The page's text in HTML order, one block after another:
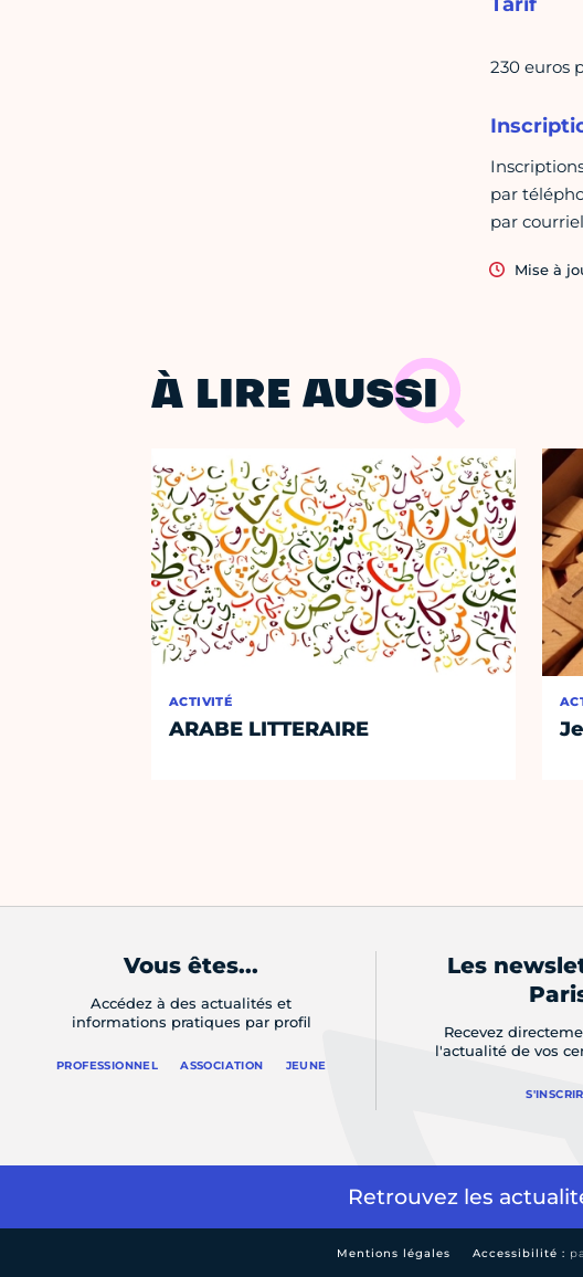
230 euros
par
par
Mise à
À LIRE AUSSI
ACTIVITÉ
ARABE LITTERAIRE
Vous êtes...
Accédez à des actualités et
informations pratiques par profil
PROFESSIONNEL ASSOCIATION JEUNE
Les
Recevez
l'actualité de vos
Retrouvez les
Mentions légales Accessibilité :